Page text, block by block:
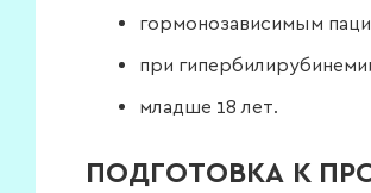
гормонозависимым
при
младше 18 лет.
ПОДГОТОВКА К